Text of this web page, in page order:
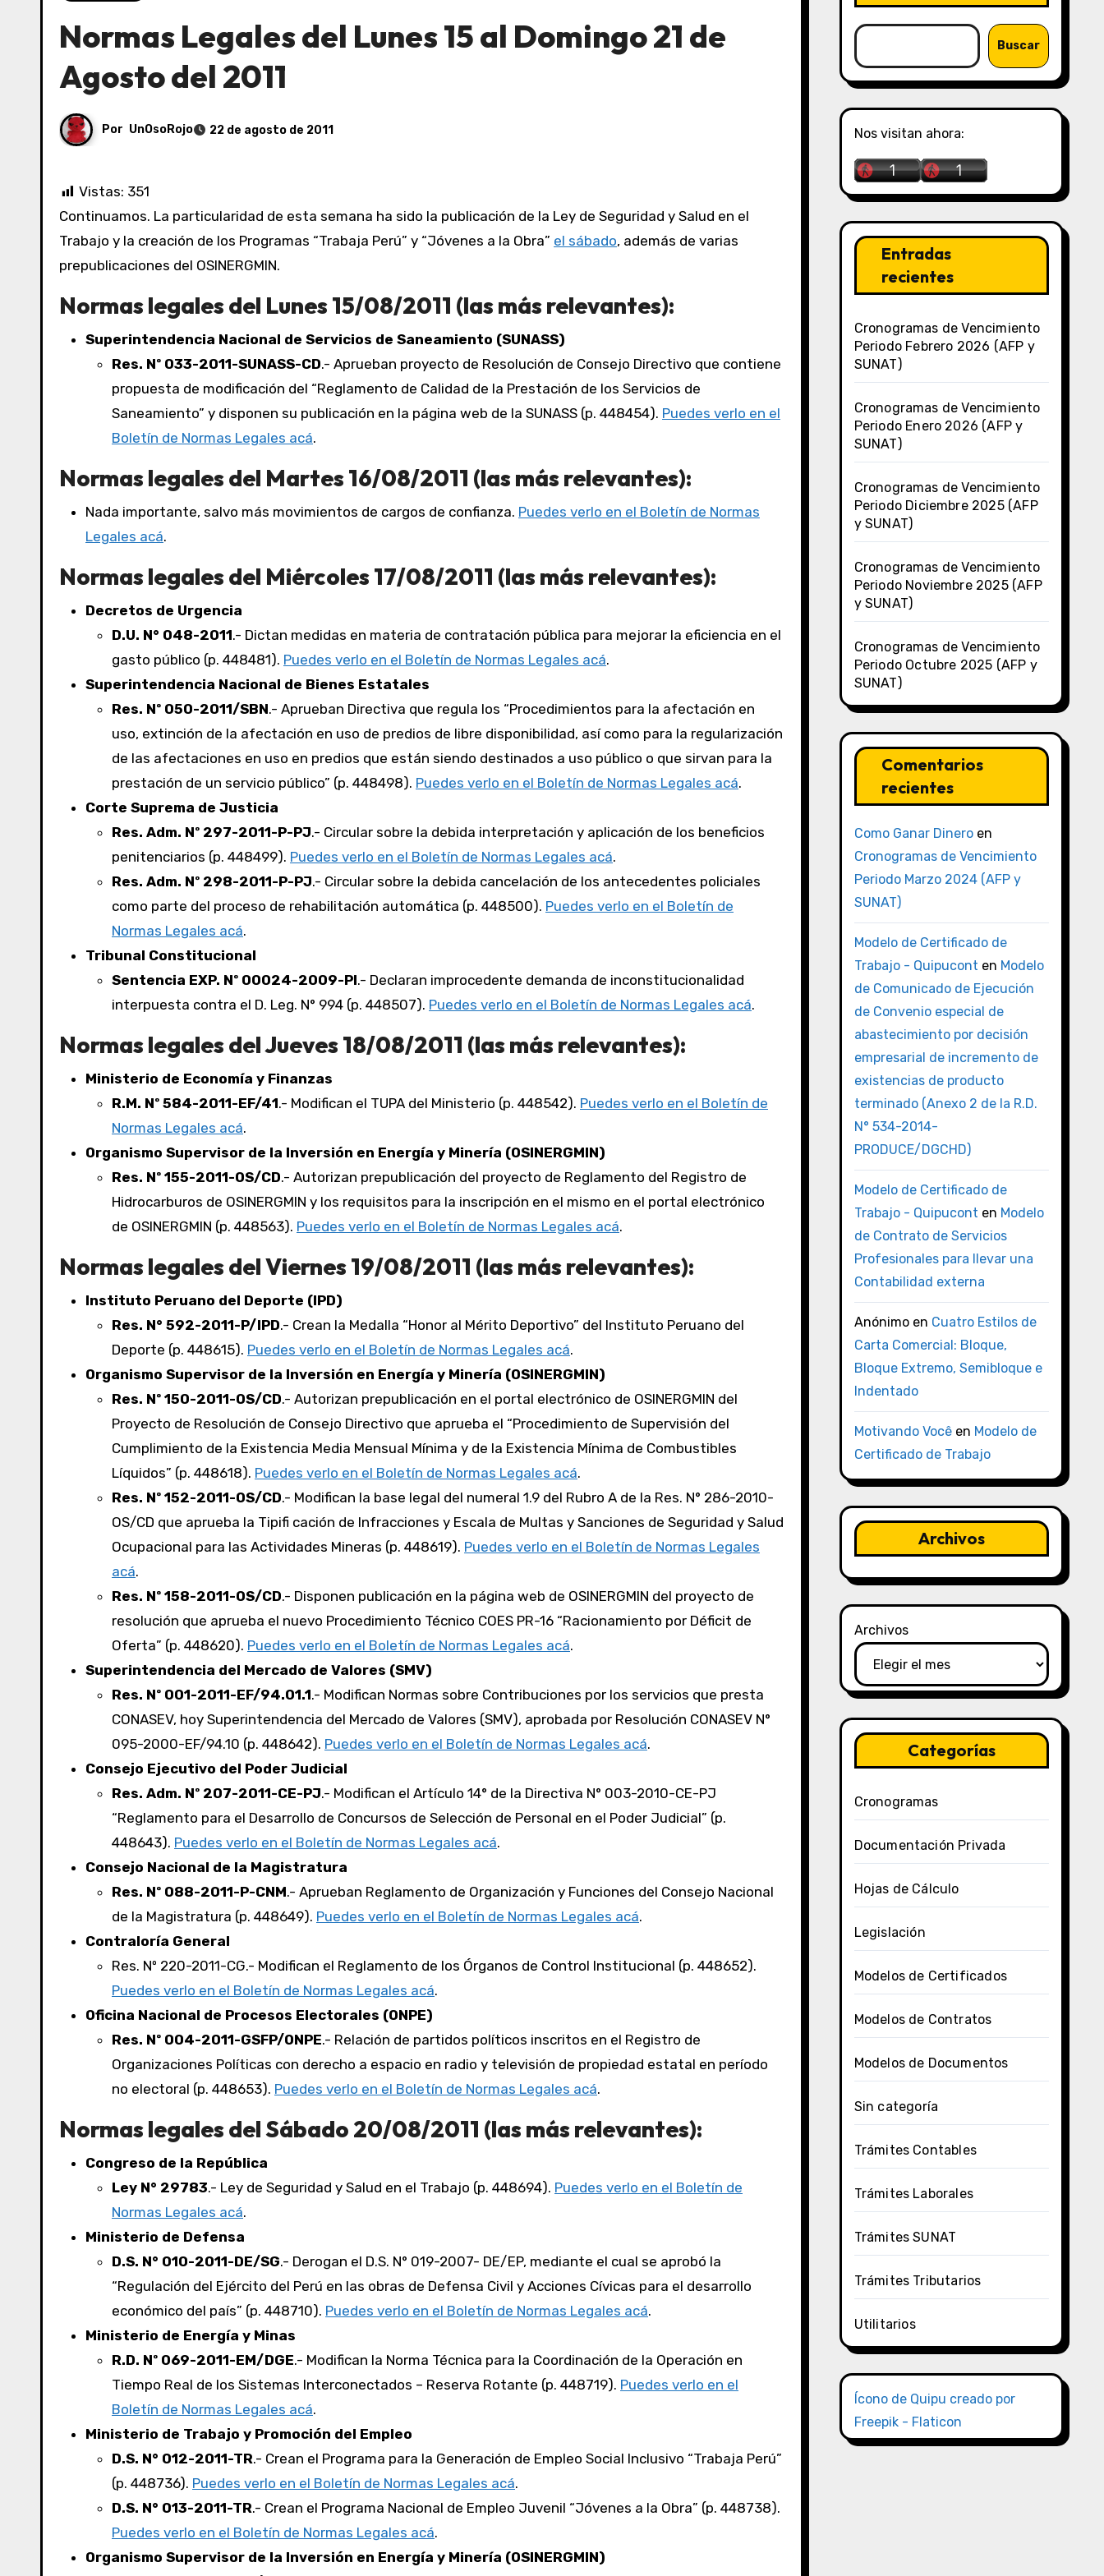
Normas Legales del Lunes 15 al Domingo 21 de
Agosto del 2011
Por UnOsoRojo 22 de agosto de 2011
Vistas: 351
Continuamos. La particularidad de esta semana ha sido la publicación de la Ley de Seguridad y Salud en el
Trabajo y la creación de los Programas “Trabaja Perú” y “Jóvenes a la Obra” el sábado, además de varias
prepublicaciones del OSINERGMIN.
Normas legales del Lunes 15/08/2011 (las más relevantes):
Superintendencia Nacional de Servicios de Saneamiento (SUNASS)
Res. Nº 033-2011-SUNASS-CD.- Aprueban proyecto de Resolución de Consejo Directivo que contiene
propuesta de modificación del “Reglamento de Calidad de la Prestación de los Servicios de
Saneamiento” y disponen su publicación en la página web de la SUNASS (p. 448454). Puedes verlo en el
Boletín de Normas Legales acá.
Normas legales del Martes 16/08/2011 (las más relevantes):
Nada importante, salvo más movimientos de cargos de confianza. Puedes verlo en el Boletín de Normas
Legales acá.
Normas legales del Miércoles 17/08/2011 (las más relevantes):
Decretos de Urgencia
D.U. N° 048-2011.- Dictan medidas en materia de contratación pública para mejorar la eficiencia en el
gasto público (p. 448481). Puedes verlo en el Boletín de Normas Legales acá.
Superintendencia Nacional de Bienes Estatales
Res. Nº 050-2011/SBN.- Aprueban Directiva que regula los “Procedimientos para la afectación en
uso, extinción de la afectación en uso de predios de libre disponibilidad, así como para la regularización
de las afectaciones en uso en predios que están siendo destinados a uso público o que sirvan para la
prestación de un servicio público” (p. 448498). Puedes verlo en el Boletín de Normas Legales acá.
Corte Suprema de Justicia
Res. Adm. Nº 297-2011-P-PJ.- Circular sobre la debida interpretación y aplicación de los beneficios
penitenciarios (p. 448499). Puedes verlo en el Boletín de Normas Legales acá.
Res. Adm. Nº 298-2011-P-PJ.- Circular sobre la debida cancelación de los antecedentes policiales
como parte del proceso de rehabilitación automática (p. 448500). Puedes verlo en el Boletín de
Normas Legales acá.
Tribunal Constitucional
Sentencia EXP. Nº 00024-2009-PI.- Declaran improcedente demanda de inconstitucionalidad
interpuesta contra el D. Leg. N° 994 (p. 448507). Puedes verlo en el Boletín de Normas Legales acá.
Normas legales del Jueves 18/08/2011 (las más relevantes):
Ministerio de Economía y Finanzas
R.M. Nº 584-2011-EF/41.- Modifican el TUPA del Ministerio (p. 448542). Puedes verlo en el Boletín de
Normas Legales acá.
Organismo Supervisor de la Inversión en Energía y Minería (OSINERGMIN)
Res. Nº 155-2011-OS/CD.- Autorizan prepublicación del proyecto de Reglamento del Registro de
Hidrocarburos de OSINERGMIN y los requisitos para la inscripción en el mismo en el portal electrónico
de OSINERGMIN (p. 448563). Puedes verlo en el Boletín de Normas Legales acá.
Normas legales del Viernes 19/08/2011 (las más relevantes):
Instituto Peruano del Deporte (IPD)
Res. N° 592-2011-P/IPD.- Crean la Medalla “Honor al Mérito Deportivo” del Instituto Peruano del
Deporte (p. 448615). Puedes verlo en el Boletín de Normas Legales acá.
Organismo Supervisor de la Inversión en Energía y Minería (OSINERGMIN)
Res. Nº 150-2011-OS/CD.- Autorizan prepublicación en el portal electrónico de OSINERGMIN del
Proyecto de Resolución de Consejo Directivo que aprueba el “Procedimiento de Supervisión del
Cumplimiento de la Existencia Media Mensual Mínima y de la Existencia Mínima de Combustibles
Líquidos” (p. 448618). Puedes verlo en el Boletín de Normas Legales acá.
Res. Nº 152-2011-OS/CD.- Modifican la base legal del numeral 1.9 del Rubro A de la Res. N° 286-2010-
OS/CD que aprueba la Tipifi cación de Infracciones y Escala de Multas y Sanciones de Seguridad y Salud
Ocupacional para las Actividades Mineras (p. 448619). Puedes verlo en el Boletín de Normas Legales
acá.
Res. Nº 158-2011-OS/CD.- Disponen publicación en la página web de OSINERGMIN del proyecto de
resolución que aprueba el nuevo Procedimiento Técnico COES PR-16 “Racionamiento por Déficit de
Oferta” (p. 448620). Puedes verlo en el Boletín de Normas Legales acá.
Superintendencia del Mercado de Valores (SMV)
Res. Nº 001-2011-EF/94.01.1.- Modifican Normas sobre Contribuciones por los servicios que presta
CONASEV, hoy Superintendencia del Mercado de Valores (SMV), aprobada por Resolución CONASEV N°
095-2000-EF/94.10 (p. 448642). Puedes verlo en el Boletín de Normas Legales acá.
Consejo Ejecutivo del Poder Judicial
Res. Adm. Nº 207-2011-CE-PJ.- Modifican el Artículo 14° de la Directiva N° 003-2010-CE-PJ
“Reglamento para el Desarrollo de Concursos de Selección de Personal en el Poder Judicial” (p.
448643). Puedes verlo en el Boletín de Normas Legales acá.
Consejo Nacional de la Magistratura
Res. Nº 088-2011-P-CNM.- Aprueban Reglamento de Organización y Funciones del Consejo Nacional
de la Magistratura (p. 448649). Puedes verlo en el Boletín de Normas Legales acá.
Contraloría General
Res. Nº 220-2011-CG.- Modifican el Reglamento de los Órganos de Control Institucional (p. 448652).
Puedes verlo en el Boletín de Normas Legales acá.
Oficina Nacional de Procesos Electorales (ONPE)
Res. Nº 004-2011-GSFP/ONPE.- Relación de partidos políticos inscritos en el Registro de
Organizaciones Políticas con derecho a espacio en radio y televisión de propiedad estatal en período
no electoral (p. 448653). Puedes verlo en el Boletín de Normas Legales acá.
Normas legales del Sábado 20/08/2011 (las más relevantes):
Congreso de la República
Ley N° 29783.- Ley de Seguridad y Salud en el Trabajo (p. 448694). Puedes verlo en el Boletín de
Normas Legales acá.
Ministerio de Defensa
D.S. N° 010-2011-DE/SG.- Derogan el D.S. N° 019-2007- DE/EP, mediante el cual se aprobó la
“Regulación del Ejército del Perú en las obras de Defensa Civil y Acciones Cívicas para el desarrollo
económico del país” (p. 448710). Puedes verlo en el Boletín de Normas Legales acá.
Ministerio de Energía y Minas
R.D. Nº 069-2011-EM/DGE.- Modifican la Norma Técnica para la Coordinación de la Operación en
Tiempo Real de los Sistemas Interconectados – Reserva Rotante (p. 448719). Puedes verlo en el
Boletín de Normas Legales acá.
Ministerio de Trabajo y Promoción del Empleo
D.S. N° 012-2011-TR.- Crean el Programa para la Generación de Empleo Social Inclusivo “Trabaja Perú”
(p. 448736). Puedes verlo en el Boletín de Normas Legales acá.
D.S. N° 013-2011-TR.- Crean el Programa Nacional de Empleo Juvenil “Jóvenes a la Obra” (p. 448738).
Puedes verlo en el Boletín de Normas Legales acá.
Organismo Supervisor de la Inversión en Energía y Minería (OSINERGMIN)
Buscar
Nos visitan ahora:
Entradas
recientes
Cronogramas de Vencimiento
Periodo Febrero 2026 (AFP y
SUNAT)
Cronogramas de Vencimiento
Periodo Enero 2026 (AFP y
SUNAT)
Cronogramas de Vencimiento
Periodo Diciembre 2025 (AFP
y SUNAT)
Cronogramas de Vencimiento
Periodo Noviembre 2025 (AFP
y SUNAT)
Cronogramas de Vencimiento
Periodo Octubre 2025 (AFP y
SUNAT)
Comentarios
recientes
Como Ganar Dineroen
Cronogramas de Vencimiento
Periodo Marzo 2024 (AFP y
SUNAT)
Modelo de Certificado de
Trabajo - Quipucont en Modelo
de Comunicado de Ejecución
de Convenio especial de
abastecimiento por decisión
empresarial de incremento de
existencias de producto
terminado (Anexo 2 de la R.D.
N° 534-2014-
PRODUCE/DGCHD)
Modelo de Certificado de
Trabajo - Quipucont en Modelo
de Contrato de Servicios
Profesionales para llevar una
Contabilidad externa
Anónimoen Cuatro Estilos de
Carta Comercial: Bloque,
Bloque Extremo, Semibloque e
Indentado
Motivando Vocêen Modelo de
Certificado de Trabajo
Archivos
Archivos
Categorías
Cronogramas
Documentación Privada
Hojas de Cálculo
Legislación
Modelos de Certificados
Modelos de Contratos
Modelos de Documentos
Sin categoría
Trámites Contables
Trámites Laborales
Trámites SUNAT
Trámites Tributarios
Utilitarios
Ícono de Quipu creado por
Freepik - Flaticon